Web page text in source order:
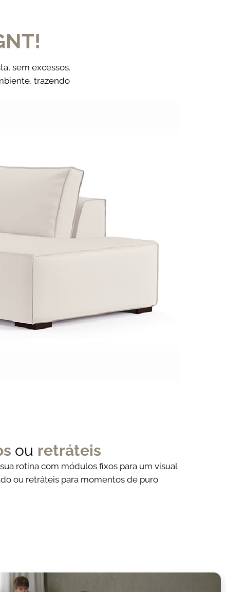
sem excessos.
trazendo
ou retráteis
rotina com módulos fixos para um visual
ou retráteis para momentos de puro